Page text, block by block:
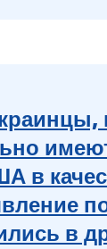
в
в